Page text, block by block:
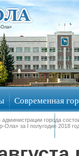
Ола»
Современная
обсуждения
администрации города
Ола» за I полугодие 2018